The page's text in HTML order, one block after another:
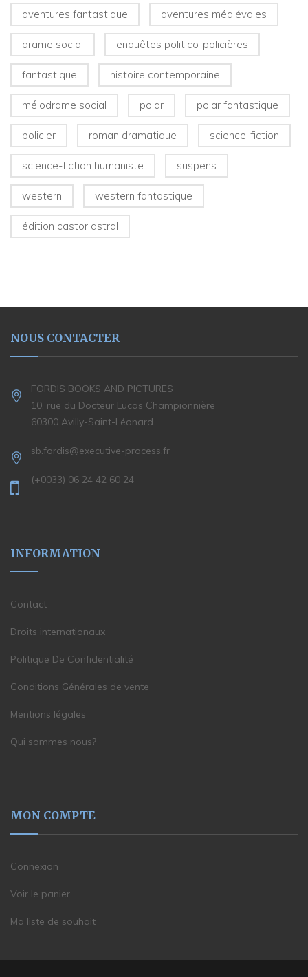
aventures fantastique aventures médiévales
drame social enquêtes politico-policières
fantastique histoire contemporaine
mélodrame social polar polar fantastique
policier roman dramatique science-fiction
science-fiction humaniste suspens
western western fantastique
édition castor astral
NOUS CONTACTER
FORDIS BOOKS AND PICTURES
10, rue du Docteur Lucas Championnière
60300 Avilly-Saint-Léonard
sb.fordis@executive-process.fr
(+0033) 06 24 42 60 24
INFORMATION
Contact
Droits internationaux
Politique De Confidentialité
Conditions Générales de vente
Mentions légales
Qui sommes nous?
MON COMPTE
Connexion
Voir le panier
Ma liste de souhait